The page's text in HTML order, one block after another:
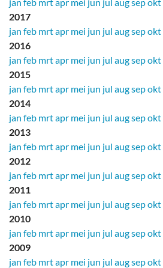
2017
jan feb mrtapr mei jun jul augsepokt
2016
jan feb mrtapr mei jun jul augsepokt
2015
jan feb mrtapr mei jun jul augsepokt
2014
jan feb mrtapr mei jun jul augsepokt
2013
jan feb mrtapr mei jun jul augsepokt
2012
jan feb mrtapr mei jun jul augsepokt
2011
jan feb mrtapr mei jun jul augsepokt
2010
jan feb mrtapr mei jun jul augsepokt
2009
jan feb mrtapr mei jun jul augsepokt